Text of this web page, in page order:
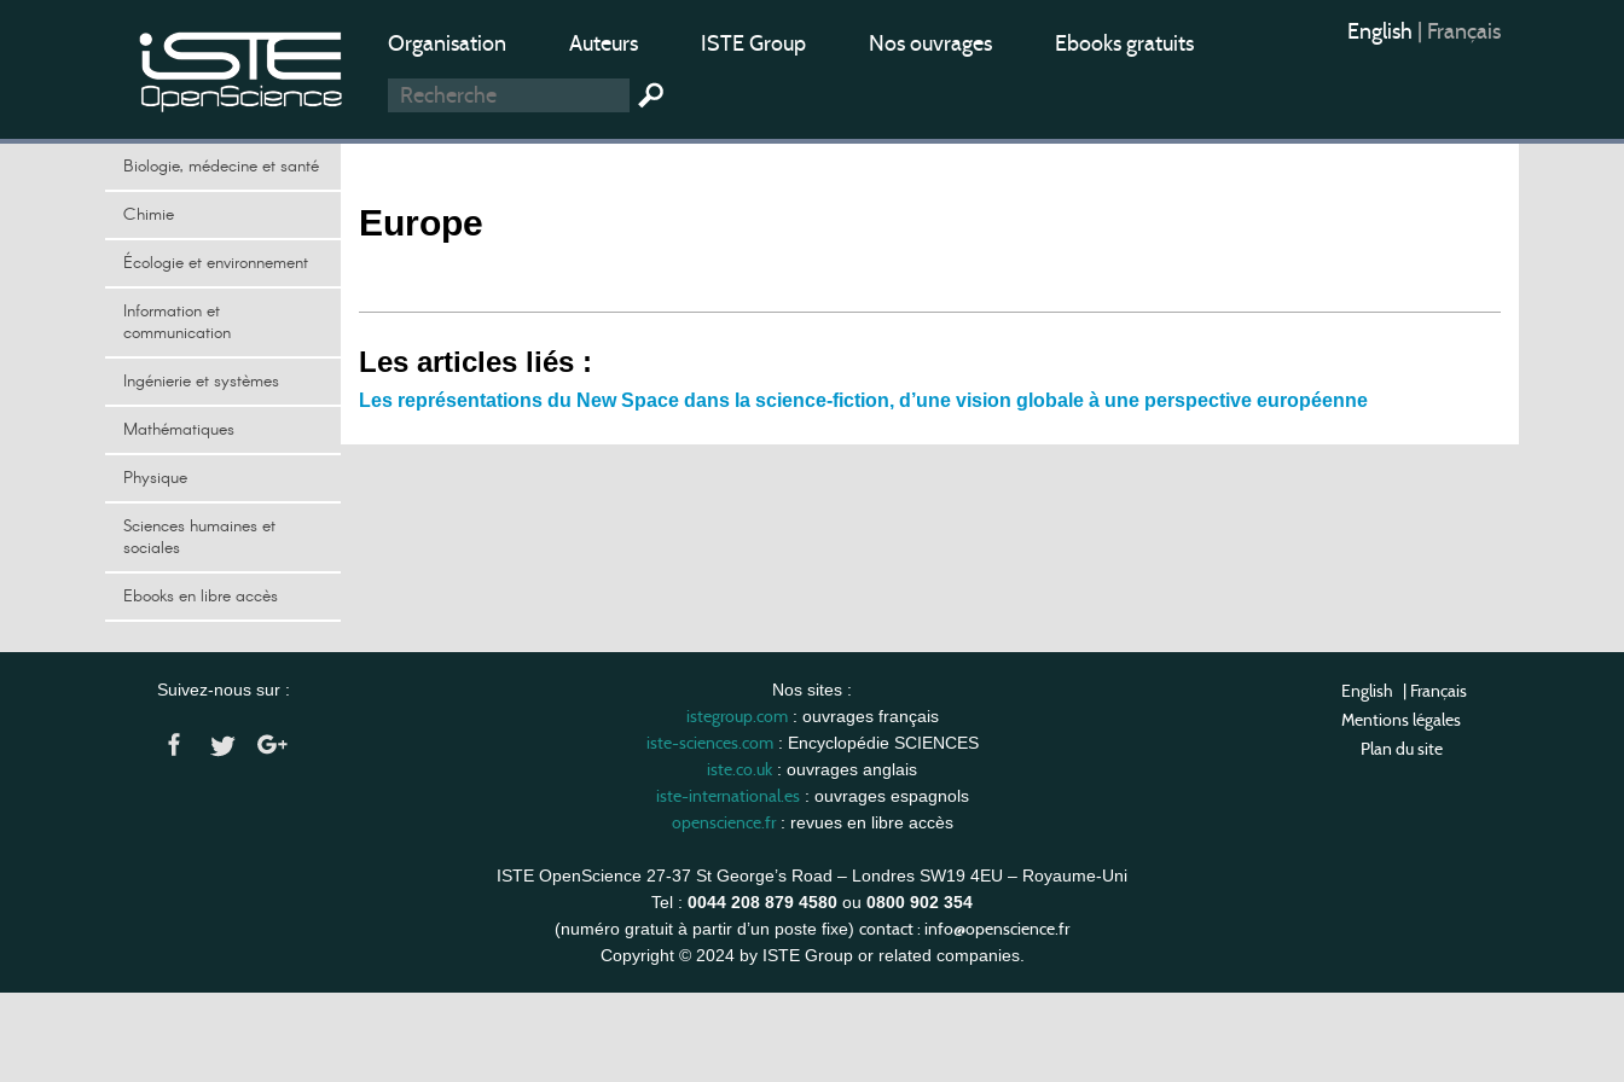
Organisation Auteurs ISTE Group Nos ouvrages Ebooks gratuits English Français
Biologie, médecine et santé
Chimie
Écologie et environnement
Information et
communication
Ingénierie et systèmes
Mathématiques
Physique
Sciences humaines et
sociales
Ebooks en libre accès
Europe
Les articles liés :
Les représentations du New Space dans la science-fiction, d’une vision globale à une perspective européenne
Suivez-nous sur : Nos sites :
istegroup.com: ouvrages français
iste-sciences.com: Encyclopédie SCIENCES
iste.co.uk : ouvrages anglais
iste-international.es: ouvrages espagnols
openscience.fr: revues en libre accès
ISTE OpenScience 27-37 St George’s Road – Londres SW19 4EU – Royaume-Uni
Tel : 0044 208 879 4580 ou 0800 902 354
(numéro gratuit à partir d’un poste fixe) contact : info@openscience.fr
Copyright © 2024 by ISTE Group or related companies.
English | Français
Mentions légales
Plan du site